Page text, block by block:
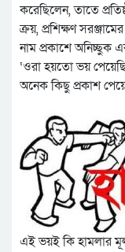
করেছিলেন, তাতে
ক্রয়, প্রশিক্ষণ
নাম প্রকাশে অনিচ্ছুক
‘ওরা হয়তো ভয়
অনেক কিছু প্রকাশ
এই ভয়ই কি হামলার